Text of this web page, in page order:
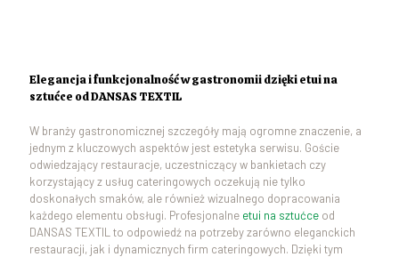
Elegancja i funkcjonalność w gastronomii dzięki etui na
sztućce od DANSAS TEXTIL
W branży gastronomicznej szczegóły mają ogromne znaczenie, a
jednym z kluczowych aspektów jest estetyka serwisu. Goście
odwiedzający restauracje, uczestniczący w bankietach czy
korzystający z usług cateringowych oczekują nie tylko
doskonałych smaków, ale również wizualnego dopracowania
każdego elementu obsługi. Profesjonalne etui na sztućce od
DANSAS TEXTIL to odpowiedź na potrzeby zarówno eleganckich
restauracji, jak i dynamicznych firm cateringowych. Dzięki tym